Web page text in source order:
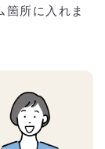
箇所に入れま